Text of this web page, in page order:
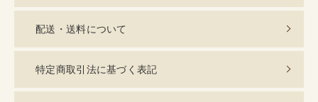
配送・送料について
特定商取引法に基づく表記